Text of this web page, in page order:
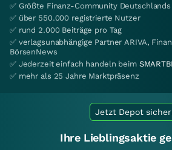
✅ Größte Finanz-Community Deutschlands
✅ über 550.000 registrierte Nutzer
✅ rund 2.000 Beiträge pro Tag
✅ verlagsunabhängige Partner ARIVA,
BörsenNews
✅ Jederzeit einfach handeln beim
✅ mehr als 25 Jahre Marktpräsenz
Jetzt Depot
Ihre Lieblingsaktie